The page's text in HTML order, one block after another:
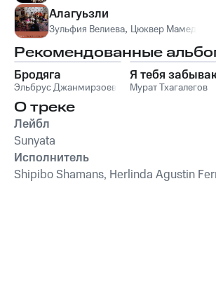
Алагуьзли
Зульфия Велиева, Цюквер Мамедова
Рекомендованные
Бродяга
Эльбрус Джанмирзоев
Я тебя
Мурат Тхагалегов
О треке
Лейбл
Sunyata
Исполнитель
Shipibo Shamans, Herlinda Agustin